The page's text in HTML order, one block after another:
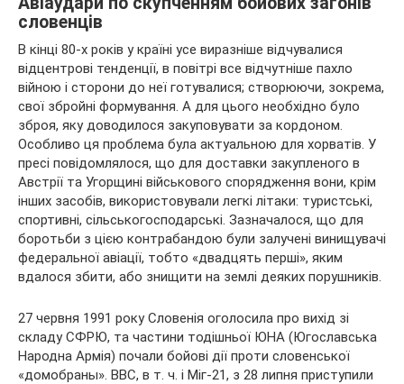
словенців
В кінці 80-х років у країні усе виразніше відчувалися
відцентрові тенденції, в повітрі все відчутніше пахло
війною і сторони до неї готувалися; створюючи, зокрема,
свої збройні формування. А для цього необхідно було
зброя, яку доводилося закуповувати за кордоном.
Особливо ця проблема була актуальною для хорватів. У
пресі повідомлялося, що для доставки закупленого в
Австрії та Угорщині військового спорядження вони, крім
інших засобів, використовували легкі літаки: туристські,
спортивні, сільськогосподарські. Зазначалося, що для
боротьби з цією контрабандою були залучені винищувачі
федеральної авіації, тобто «двадцять перші», яким
вдалося збити, або знищити на землі деяких порушників.
27 червня 1991 року Словенія оголосила про вихід зі
складу СФРЮ, та частини тодішньої ЮНА (Югославська
Народна Армія) почали бойові дії проти словенської
«домобраны». ВВС, в т. ч. і Міг-21, з 28 липня приступили